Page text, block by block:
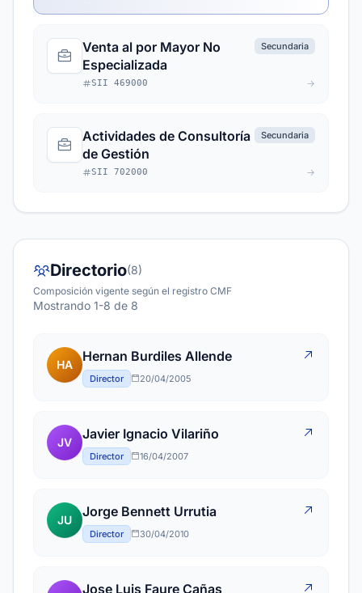
Venta al por Mayor No
Especializada
Secundaria
SII 469000
Actividades de Consultoría
de Gestión
Secundaria
SII 702000
Directorio(8)
Composición vigente según el registro CMF
Mostrando 1-8 de 8
HA
Hernan Burdiles Allende
Director 20/04/2005
JV
Javier Ignacio Vilariño
Director 16/04/2007
JU
Jorge Bennett Urrutia
Director 30/04/2010
Jose Luis Faure Cañas